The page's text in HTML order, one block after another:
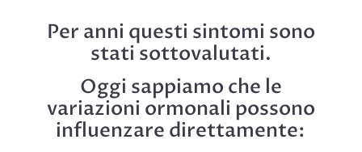
Per anni questi sintomi sono
stati sottovalutati.
Oggi sappiamo che le
variazioni ormonali possono
influenzare direttamente: